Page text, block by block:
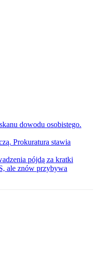
dowodu osobistego.
Prokuratura stawia
pójdą za kratki
ale znów przybywa